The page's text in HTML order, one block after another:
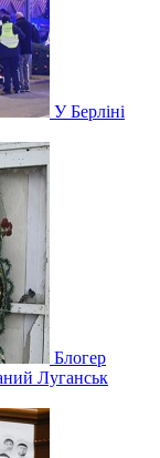
У Берліні
Блогер
Луганськ